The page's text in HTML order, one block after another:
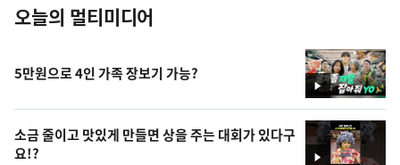
오늘의 멀티미디어
영
상
5만원으로 4인 가족 장보기 가능?
소금 줄이고 맛있게 만들면 상을 주는 대회가 있다구
요!?